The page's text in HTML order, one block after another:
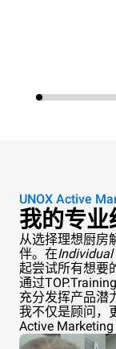
UNOX Active
我的专业
从选择理想厨房
伴。在Individual
起尝试所有想要
通过
充分发挥产品潜
我不仅是顾问，
Active Marketing